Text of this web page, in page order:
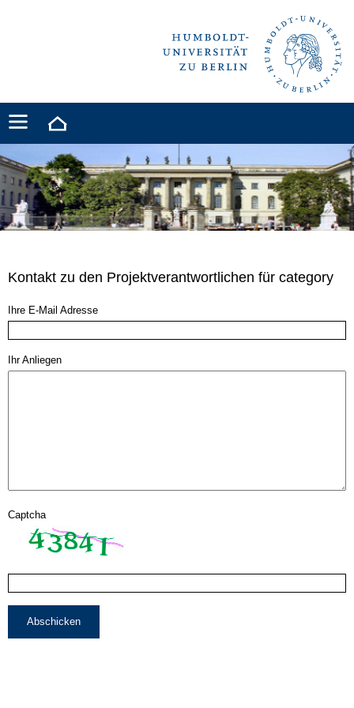
Kontakt zu den Projektverantwortlichen für category
Ihre E-Mail Adresse
Ihr Anliegen
Captcha
Abschicken